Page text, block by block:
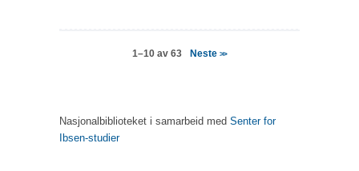
1–10 av 63 Neste>>
Nasjonalbiblioteket i samarbeid med Senter for
Ibsen-studier